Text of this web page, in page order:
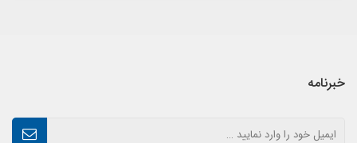
خبرنامه